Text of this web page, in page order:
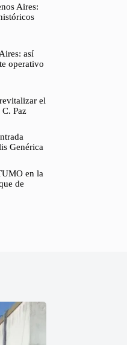
Aires:
así
operativo
el
Paz
Genérica
en la
de